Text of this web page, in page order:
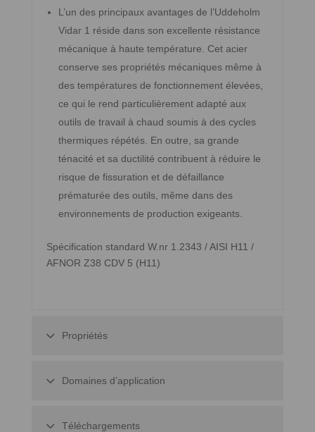
L’un des principaux avantages de l’Uddeholm
Vidar 1 réside dans son excellente résistance
mécanique à haute température. Cet acier
conserve ses propriétés mécaniques même à
des températures de fonctionnement élevées,
ce qui le rend particulièrement adapté aux
outils de travail à chaud soumis à des cycles
thermiques répétés. En outre, sa grande
ténacité et sa ductilité contribuent à réduire le
risque de fissuration et de défaillance
prématurée des outils, même dans des
environnements de production exigeants.
Spécification standard W.nr 1.2343 / AISI H11 /
AFNOR Z38 CDV 5 (H11)
Propriétés
Domaines d’application
Téléchargements